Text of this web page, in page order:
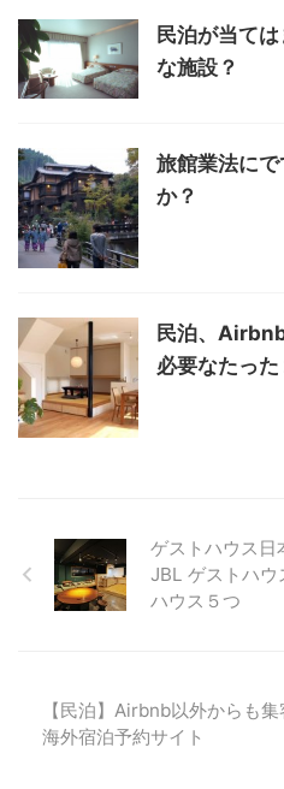
民泊が当て
な施設？
旅館業法に
か？
民泊、
必要なたっ
ゲストハウス日
JBL ゲストハウ
ハウス５つ
【民泊】Airbnb以外からも
海外宿泊予約サイト